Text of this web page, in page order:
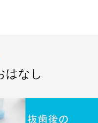
はなし